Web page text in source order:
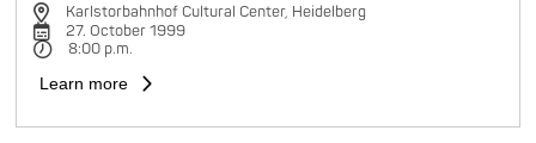
Karlstorbahnhof Cultural Center, Heidelberg
27. October 1999
8:00 p.m.
Learn more